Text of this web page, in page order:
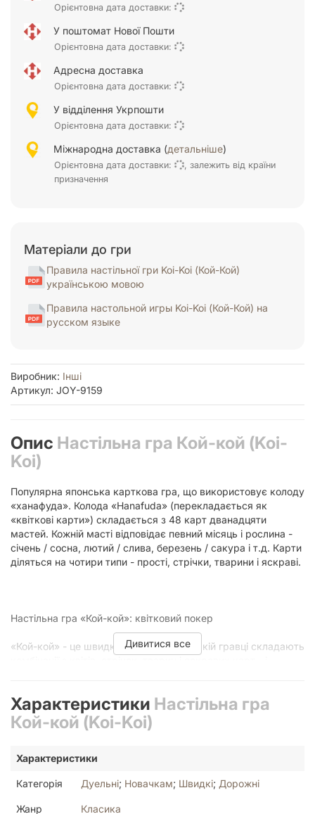
Орієнтовна дата доставки:
У поштомат Нової Пошти
Орієнтовна дата доставки:
Адресна доставка
Орієнтовна дата доставки:
У відділення Укрпошти
Орієнтовна дата доставки:
Міжнародна доставка (детальніше)
Орієнтовна дата доставки:
, залежить від країни
призначення
Матеріали до гри
Правила настільної гри Koi-Koi (Кой-Кой)
українською мовою
Правила настольной игры Koi-Koi (Кой-Кой) на
русском языке
Виробник: Інші
Артикул: JOY-9159
Опис Настільна гра Кой-кой (Koi-
Koi)
Популярна японська карткова гра, що використовує колоду
«ханафуда». Колода «Hanafuda» (перекладається як
«квіткові карти») складається з 48 карт дванадцяти
мастей. Кожній масті відповідає певний місяць і рослина -
січень / сосна, лютий / слива, березень / сакура і т.д. Карти
діляться на чотири типи - прості, стрічки, тварини і яскраві.
Настільна гра «Кой-кой»: квітковий покер
«Кой-кой» - це швидка дуельна гра, в якій гравці складають
східному стилі на кшталт «Окійі» або «Ханамікоджі».
Перед початком партії опоненти вирішують, скільки вони
кількість очок (100, 50 або 25 очок відповідно). Всі карти
випадкових карт. 8 карт викладається в центрі столу.
Дивитися все
Характеристики Настільна гра
Кой-кой (Koi-Koi)
Характеристики
Категорія Дуельні; Новачкам; Швидкі; Дорожні
Жанр Класика